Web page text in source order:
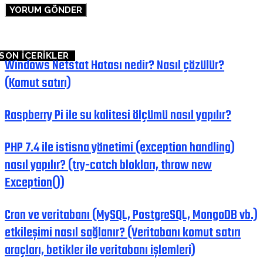
İÇERİKLER
Windows Netstat Hatası nedir? Nasıl çözülür?
(Komut satırı)
Raspberry Pi ile su kalitesi ölçümü nasıl yapılır?
PHP 7.4 ile istisna yönetimi (exception handling)
nasıl yapılır? (try-catch blokları, throw new
Exception())
Cron ve veritabanı (MySQL, PostgreSQL, MongoDB vb.)
etkileşimi nasıl sağlanır? (Veritabanı komut satırı
araçları, betikler ile veritabanı işlemleri)